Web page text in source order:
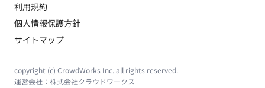
利用規約
個人情報保護方針
サイトマップ
copyright (c) CrowdWorks Inc. all rights reserved.
運営会社： 株式会社クラウドワークス